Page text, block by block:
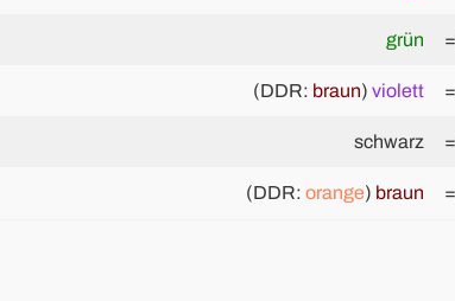
grün
(DDR: braun) violett
schwarz
(DDR: orange) braun